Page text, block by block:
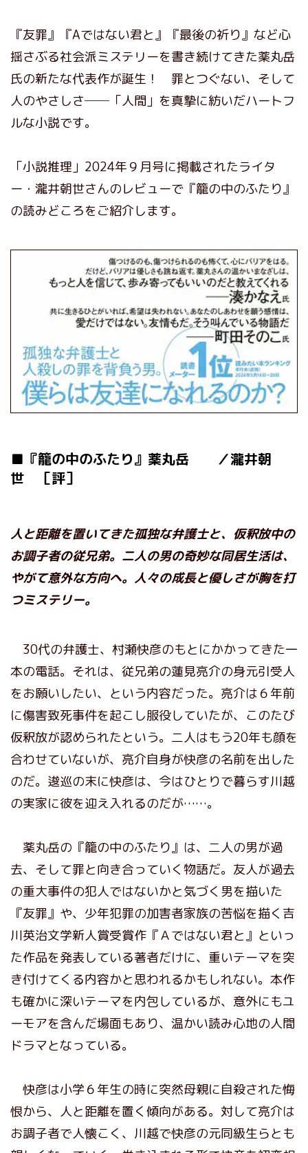
『友罪』『Aではない君と』『最後の祈り』など心
揺さぶる社会派ミステリーを書き続けてきた薬丸岳
氏の新たな代表作が誕生！ 罪とつぐない、そして
人のやさしさ──「人間」を真摯に紡いだハートフ
ルな小説です。
「小説推理」2024年９月号に掲載されたライタ
ー・瀧井朝世さんのレビューで『籠の中のふたり』
の読みどころをご紹介します。
■『籠の中のふたり』薬丸岳 ／瀧井朝
世 ［評］
人と距離を置いてきた孤独な弁護士と、仮釈放中の
お調子者の従兄弟。二人の男の奇妙な同居生活は、
やがて意外な方向へ。人々の成長と優しさが胸を打
つミステリー。
30代の弁護士、村瀬快彦のもとにかかってきた一
本の電話。それは、従兄弟の蓮見亮介の身元引受人
をお願いしたい、という内容だった。亮介は６年前
に傷害致死事件を起こし服役していたが、このたび
仮釈放が認められたという。二人はもう20年も顔を
合わせていないが、亮介自身が快彦の名前を出した
のだ。逡巡の末に快彦は、今はひとりで暮らす川越
の実家に彼を迎え入れるのだが……。
薬丸岳の『籠の中のふたり』は、二人の男が過
去、そして罪と向き合っていく物語だ。友人が過去
の重大事件の犯人ではないかと気づく男を描いた
『友罪』や、少年犯罪の加害者家族の苦悩を描く吉
川英治文学新人賞受賞作『Ａではない君と』といっ
た作品を発表している著者だけに、重いテーマを突
き付けてくる内容かと思われるかもしれない。本作
も確かに深いテーマを内包しているが、意外にもユ
ーモアを含んだ場面もあり、温かい読み心地の人間
ドラマとなっている。
快彦は小学６年生の時に突然母親に自殺された悔
恨から、人と距離を置く傾向がある。対して亮介は
お調子者で人懐こく、川越で快彦の元同級生らとも